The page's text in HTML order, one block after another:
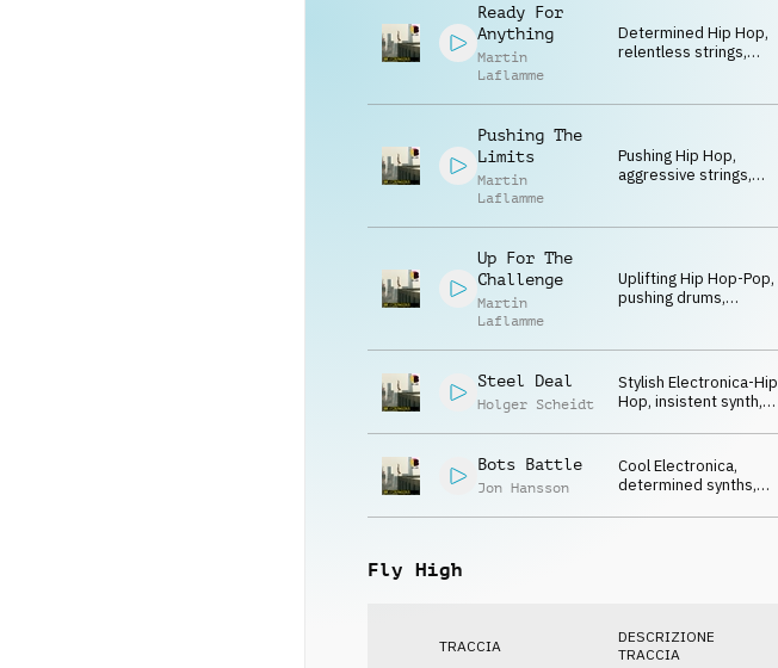
Ready For
Anything
Martin
Laflamme
Determined Hip Hop,
relentless strings,
Pushing The
Limits
Martin
Laflamme
Pushing Hip Hop,
aggressive strings,
Up For The
Challenge
Martin
Laflamme
Uplifting Hip Hop-Pop,
pushing drums,
Steel Deal
Holger Scheidt
Stylish Electronica-Hip
Hop, insistent synth,
Bots Battle
Jon Hansson
Cool Electronica,
determined synths,
Fly High
TRACCIA
DESCRIZIONE
TRACCIA